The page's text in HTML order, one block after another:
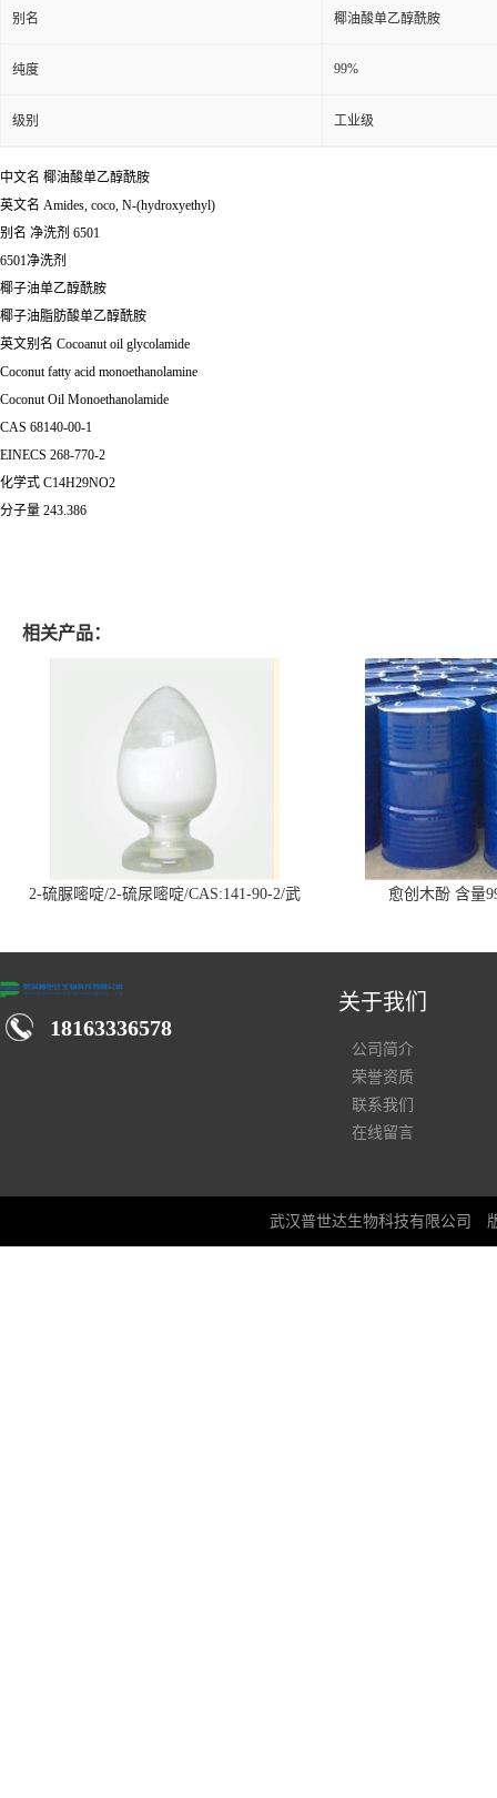
别名 椰油酸单乙醇酰胺
纯度 99%
级别 工业级
中文名 椰油酸单乙醇酰胺
英文名 Amides, coco, N-(hydroxyethyl)
别名 净洗剂 6501
6501净洗剂
椰子油单乙醇酰胺
椰子油脂肪酸单乙醇酰胺
英文别名 Cocoanut oil glycolamide
Coconut fatty acid monoethanolamine
Coconut Oil Monoethanolamide
CAS 68140-00-1
EINECS 268-770-2
化学式 C14H29NO2
分子量 243.386
相关产品：
2-硫脲嘧啶/2-硫尿嘧啶/CAS:141-90-2/武
愈创木酚 含量
18163336578
关于我们
公司简介
荣誉资质
联系我们
在线留言
武汉普世达生物科技有限公司